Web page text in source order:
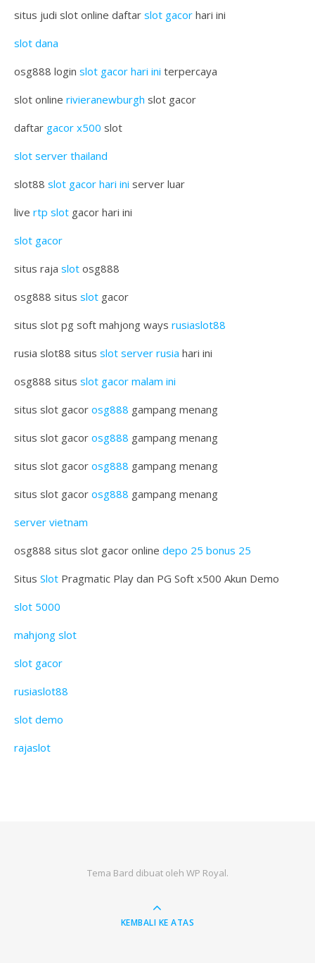
situs judi slot online daftar slot gacor hari ini
slot dana
osg888 login slot gacor hari ini terpercaya
slot online rivieranewburgh slot gacor
daftar gacor x500 slot
slot server thailand
slot88 slot gacor hari ini server luar
live rtp slot gacor hari ini
slot gacor
situs raja slot osg888
osg888 situs slot gacor
situs slot pg soft mahjong ways rusiaslot88
rusia slot88 situs slot server rusia hari ini
osg888 situs slot gacor malam ini
situs slot gacor osg888 gampang menang
situs slot gacor osg888 gampang menang
situs slot gacor osg888 gampang menang
situs slot gacor osg888 gampang menang
server vietnam
osg888 situs slot gacor online depo 25 bonus 25
Situs Slot Pragmatic Play dan PG Soft x500 Akun Demo
slot 5000
mahjong slot
slot gacor
rusiaslot88
slot demo
rajaslot
Tema Bard dibuat oleh WP Royal.
KEMBALI KE ATAS